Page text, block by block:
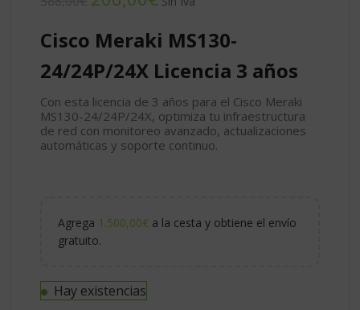
Cisco Meraki MS130-
24/24P/24X Licencia 3 años
Con esta licencia de 3 años para el Cisco Meraki
MS130-24/24P/24X, optimiza tu infraestructura
de red con monitoreo avanzado, actualizaciones
automáticas y soporte continuo.
Agrega 1.500,00€ a la cesta y obtiene el envío
gratuito.
Hay existencias